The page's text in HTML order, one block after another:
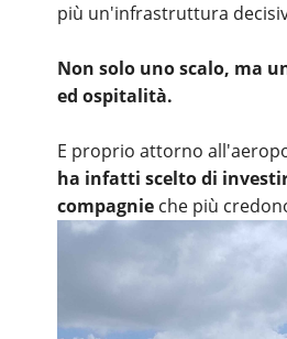
più un'infrastruttura
Non solo uno scalo, ma
ed ospitalità.
E proprio attorno
ha infatti scelto di
compagnie che più